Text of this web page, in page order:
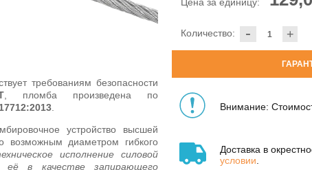
Цена за единицу:
- +
Количество:
Внимание:
Доставка в
условии
требованиям безопасности
, пломба произведена по
устройство высшей
возможным диаметром гибкого
исполнение силовой
её в качестве запирающего